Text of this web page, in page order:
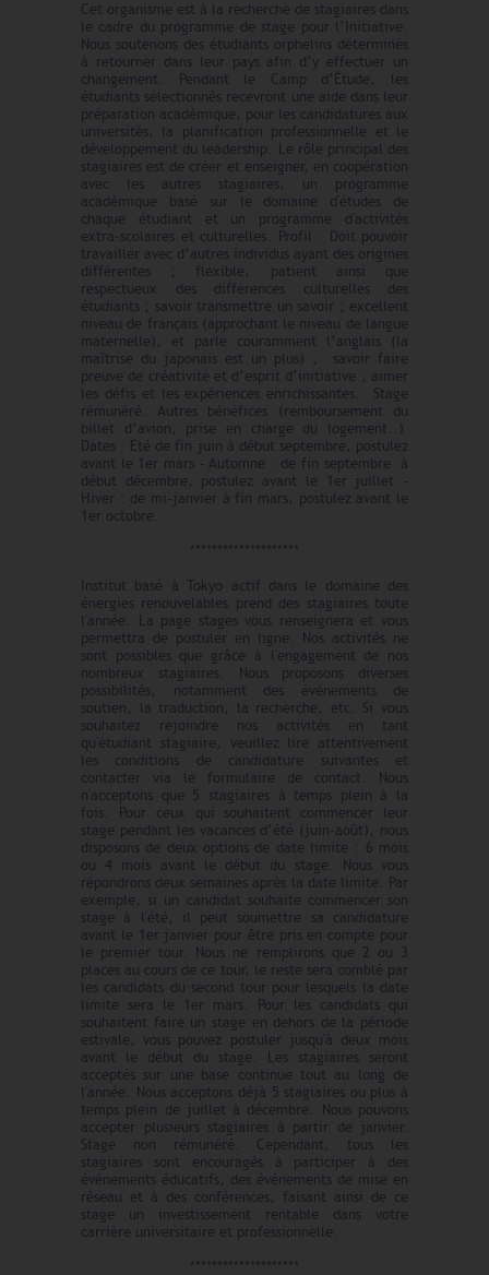
Cet organisme est à la recherche de stagiaires dans
le cadre du programme de stage pour l’Initiative.
Nous soutenons des étudiants orphelins déterminés
à retourner dans leur pays afin d’y effectuer un
changement. Pendant le Camp d’Étude, les
étudiants sélectionnés recevront une aide dans leur
préparation académique, pour les candidatures aux
universités, la planification professionnelle et le
développement du leadership. Le rôle principal des
stagiaires est de créer et enseigner, en coopération
avec les autres stagiaires, un programme
académique basé sur le domaine d'études de
chaque étudiant et un programme d'activités
extra-scolaires et culturelles. Profil : Doit pouvoir
travailler avec d’autres individus ayant des origines
différentes ; flexible, patient ainsi que
respectueux des différences culturelles des
étudiants ; savoir transmettre un savoir ; excellent
niveau de français (approchant le niveau de langue
maternelle), et parle couramment l’anglais (la
maîtrise du japonais est un plus) ; savoir faire
preuve de créativité et d’esprit d’initiative ; aimer
les défis et les expériences enrichissantes. Stage
rémunéré. Autres bénéfices (remboursement du
billet d’avion, prise en charge du logement..)
Dates : Eté de fin juin à début septembre, postulez
avant le 1er mars - Automne : de fin septembre à
début décembre, postulez avant le 1er juillet -
Hiver : de mi-janvier à fin mars, postulez avant le
1er octobre.
Institut basé à Tokyo actif dans le domaine des
énergies renouvelables prend des stagiaires toute
l'année. La page stages vous renseignera et vous
permettra de postuler en ligne. Nos activités ne
sont possibles que grâce à l'engagement de nos
nombreux stagiaires. Nous proposons diverses
possibilités, notamment des événements de
soutien, la traduction, la recherche, etc. Si vous
souhaitez rejoindre nos activités en tant
qu'étudiant stagiaire, veuillez lire attentivement
les conditions de candidature suivantes et
contacter via le formulaire de contact. Nous
n'acceptons que 5 stagiaires à temps plein à la
fois. Pour ceux qui souhaitent commencer leur
stage pendant les vacances d’été (juin-août), nous
disposons de deux options de date limite : 6 mois
ou 4 mois avant le début du stage. Nous vous
répondrons deux semaines après la date limite. Par
exemple, si un candidat souhaite commencer son
stage à l'été, il peut soumettre sa candidature
avant le 1er janvier pour être pris en compte pour
le premier tour. Nous ne remplirons que 2 ou 3
places au cours de ce tour, le reste sera comblé par
les candidats du second tour pour lesquels la date
limite sera le 1er mars. Pour les candidats qui
souhaitent faire un stage en dehors de la période
estivale, vous pouvez postuler jusqu'à deux mois
avant le début du stage. Les stagiaires seront
acceptés sur une base continue tout au long de
l'année. Nous acceptons déjà 5 stagiaires ou plus à
temps plein de juillet à décembre. Nous pouvons
accepter plusieurs stagiaires à partir de janvier.
Stage non rémunéré. Cependant, tous les
stagiaires sont encouragés à participer à des
événements éducatifs, des événements de mise en
réseau et à des conférences, faisant ainsi de ce
stage un investissement rentable dans votre
carrière universitaire et professionnelle.